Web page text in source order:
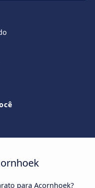
para Acornhoek?